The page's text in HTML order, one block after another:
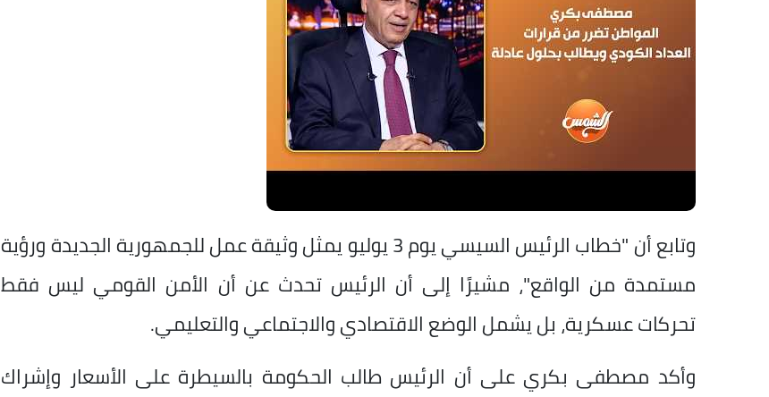
وتابع أن "خطاب الرئيس السيسي يوم 3 يوليو يمثل وثيقة عمل للجمهورية الجديدة ورؤية
مستمدة من الواقع"، مشيرًا إلى أن الرئيس تحدث عن أن الأمن القومي ليس فقط
تحركات عسكرية، بل يشمل الوضع الاقتصادي والاجتماعي والتعليمي.
وأكد مصطفى بكري على أن الرئيس طالب الحكومة بالسيطرة على الأسعار وإشراك